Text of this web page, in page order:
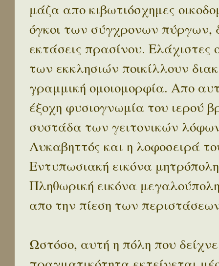
μάζα απο κιβωτιόσχημες
όγκοι των σύγχρονων πύργων,
εκτάσεις πρασίνου.
των εκκλησιών ποικίλλουν
γραμμική ομοιομορφία. Απο
έξοχη φυσιογνωμία του ιερού
συστάδα των γειτονικών
Λυκαβηττός και η λοφοσειρά
Εντυπωσιακή εικόνα
Πληθωρική εικόνα
απο την πίεση των
Ωστόσο, αυτή η πόλη που